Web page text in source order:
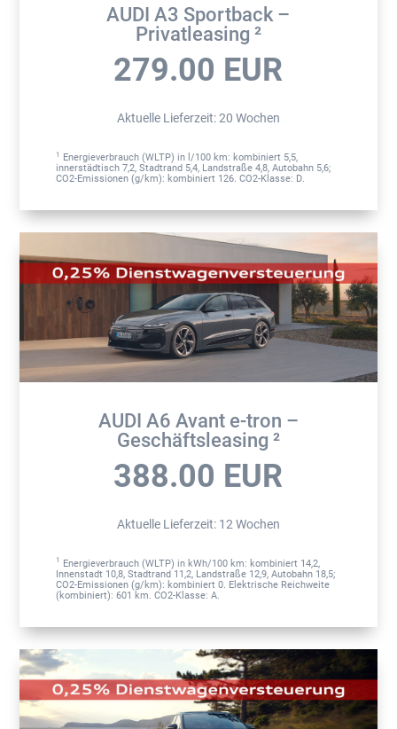
AUDI A3 Sportback –
Privatleasing ²
279.00 EUR
Aktuelle Lieferzeit:20 Wochen
1 Energieverbrauch (WLTP) in l/100 km: kombiniert 5,5,
innerstädtisch 7,2, Stadtrand 5,4, Landstraße 4,8, Autobahn 5,6;
CO2-Emissionen (g/km): kombiniert 126. CO2-Klasse: D.
AUDI A6 Avant e-tron –
Geschäftsleasing ²
388.00 EUR
Aktuelle Lieferzeit: 12 Wochen
1 Energieverbrauch (WLTP) in kWh/100 km: kombiniert 14,2,
Innenstadt 10,8, Stadtrand 11,2, Landstraße 12,9, Autobahn 18,5;
CO2-Emissionen (g/km): kombiniert 0. Elektrische Reichweite
(kombiniert): 601 km. CO2-Klasse: A.